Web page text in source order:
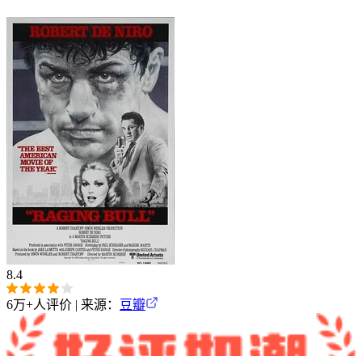
8.4
6万+人评价 | 来源： 豆瓣